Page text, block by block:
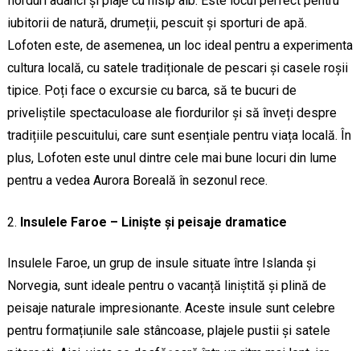
iubitorii de natură, drumeții, pescuit și sporturi de apă.
Lofoten este, de asemenea, un loc ideal pentru a experimenta
cultura locală, cu satele tradiționale de pescari și casele roșii
tipice. Poți face o excursie cu barca, să te bucuri de
priveliștile spectaculoase ale fiordurilor și să înveți despre
tradițiile pescuitului, care sunt esențiale pentru viața locală. În
plus, Lofoten este unul dintre cele mai bune locuri din lume
pentru a vedea Aurora Boreală în sezonul rece.
Insulele Faroe – Liniște și peisaje dramatice
Insulele Faroe, un grup de insule situate între Islanda și
Norvegia, sunt ideale pentru o vacanță liniștită și plină de
peisaje naturale impresionante. Aceste insule sunt celebre
pentru formațiunile sale stâncoase, plajele pustii și satele